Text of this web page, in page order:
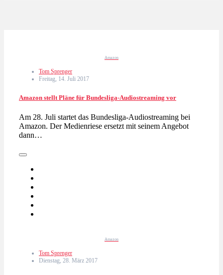
Amazon
Tom Sprenger
Freitag, 14. Juli 2017
Amazon stellt Pläne für Bundesliga-Audiostreaming vor
Am 28. Juli startet das Bundesliga-Audiostreaming bei
Amazon. Der Medienriese ersetzt mit seinem Angebot
dann…
Amazon
Tom Sprenger
Dienstag, 28. März 2017